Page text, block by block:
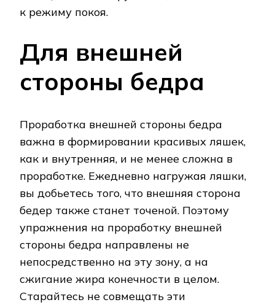
к режиму покоя.
Для внешней
стороны бедра
Проработка внешней стороны бедра
важна в формировании красивых ляшек,
как и внутренняя, и не менее сложна в
проработке. Ежедневно нагружая ляшки,
вы добьетесь того, что внешняя сторона
бедер также станет точеной. Поэтому
упражнения на проработку внешней
стороны бедра направлены не
непосредственно на эту зону, а на
сжигание жира конечности в целом.
Старайтесь не совмещать эти